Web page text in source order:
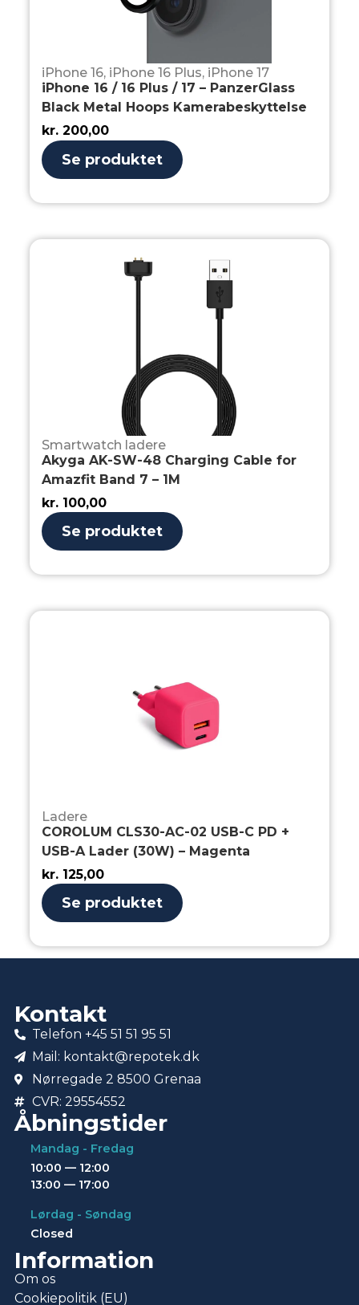
iPhone 16, iPhone 16 Plus, iPhone 17
iPhone 16 / 16 Plus / 17 – PanzerGlass
Black Metal Hoops Kamerabeskyttelse
kr. 200,00
Se produktet
Smartwatch ladere
Akyga AK-SW-48 Charging Cable for
Amazfit Band 7 – 1M
kr. 100,00
Se produktet
Ladere
COROLUM CLS30-AC-02 USB-C PD +
USB-A Lader (30W) – Magenta
kr. 125,00
Se produktet
Kontakt
Telefon +45 51 51 95 51
Mail: kontakt@repotek.dk
Nørregade 2 8500 Grenaa
CVR: 29554552
Åbningstider
Mandag - Fredag
10:00 — 12:00
13:00 — 17:00
Lørdag - Søndag
Closed
Information
Om os
Cookiepolitik (EU)